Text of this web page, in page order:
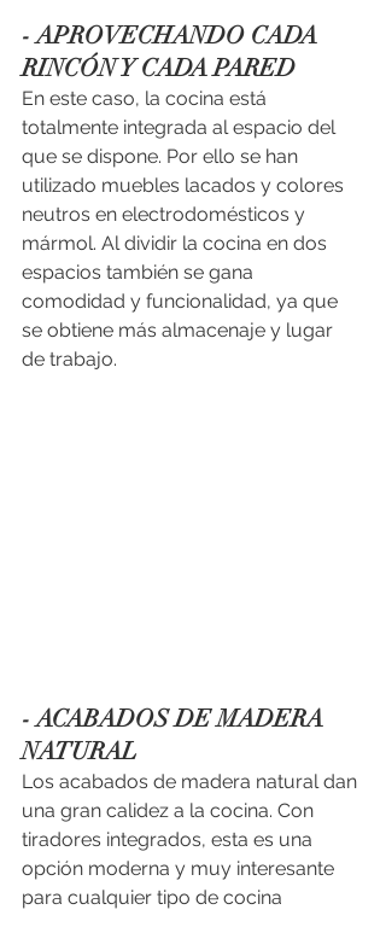
- APROVECHANDO CADA
RINCÓN Y CADA PARED
En este caso, la cocina está
totalmente integrada al espacio del
que se dispone. Por ello se han
utilizado muebles lacados y colores
neutros en electrodomésticos y
mármol. Al dividir la cocina en dos
espacios también se gana
comodidad y funcionalidad, ya que
se obtiene más almacenaje y lugar
de trabajo.
- ACABADOS DE MADERA
NATURAL
Los acabados de madera natural dan
una gran calidez a la cocina. Con
tiradores integrados, esta es una
opción moderna y muy interesante
para cualquier tipo de cocina